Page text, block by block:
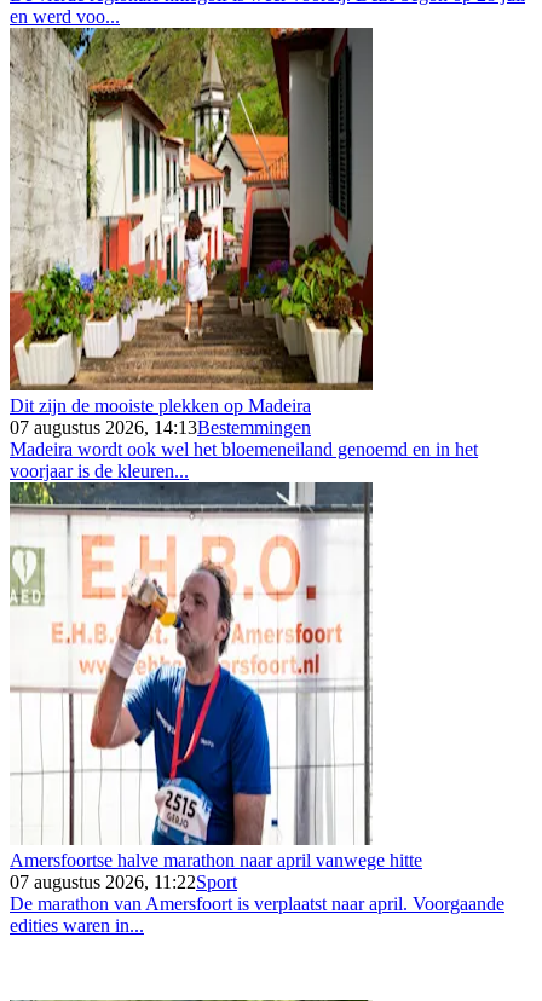
en werd voo...
Dit zijn de mooiste plekken op Madeira
07 augustus 2026, 14:13Bestemmingen
Madeira wordt ook wel het bloemeneiland genoemd en in het
voorjaar is de kleuren...
Amersfoortse halve marathon naar april vanwege hitte
07 augustus 2026, 11:22Sport
De marathon van Amersfoort is verplaatst naar april. Voorgaande
edities waren in...